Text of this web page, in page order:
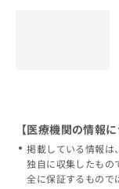
【医療機関の情報に
掲載している情報は
独自に収集したもの
全に保証するもので